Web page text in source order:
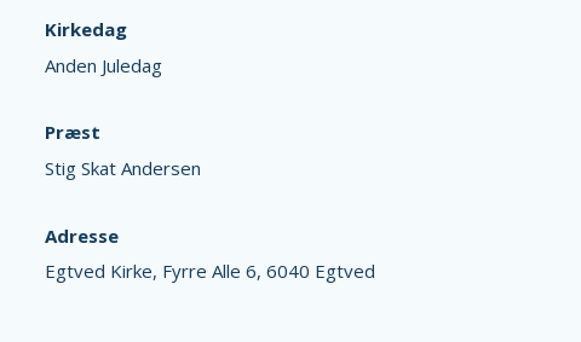
Kirkedag
Anden Juledag
Præst
Stig Skat Andersen
Adresse
Egtved Kirke, Fyrre Alle 6, 6040 Egtved